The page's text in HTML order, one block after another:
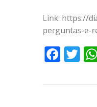
Link: https://
perguntas-e-